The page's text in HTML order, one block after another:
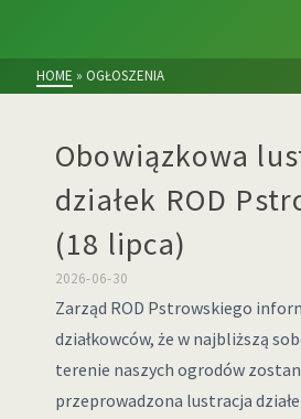
HOME » OGŁOSZENIA
Obowiązkowa
działek ROD
(18 lipca)
2026-06-30
Zarząd ROD Pstrowskiego
działkowców, że w najbliższą
terenie naszych ogrodów
przeprowadzona lustracja